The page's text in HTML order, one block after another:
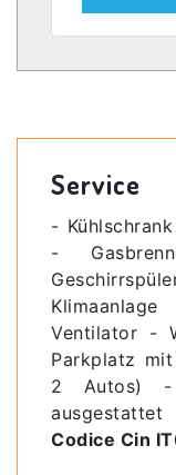
Service
-
-
Ventilator -
Parkplatz
2 Autos) -
ausgestattet
Codice Cin